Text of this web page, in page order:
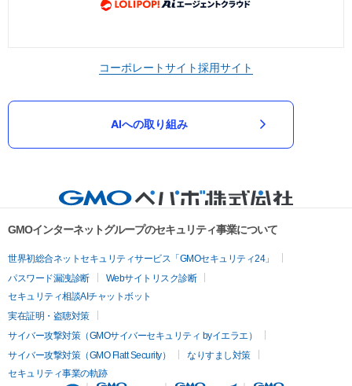
コーポレートサイト採用サイト
AIへの取り組み
GMOインターネットグループのセキュリティ事業について
世界初総合ネットセキュリティサービス「GMOセキュリティ24」
パスワード漏洩診断
Webサイトリスク診断
セキュリティ相談AIチャットボット
実在証明・盗聴対策
サイバー攻撃対策（GMOサイバーセキュリティ byイエラエ）
サイバー攻撃対策（GMO Flatt Security）
なりすまし対策
セキュリティ事業の軌跡